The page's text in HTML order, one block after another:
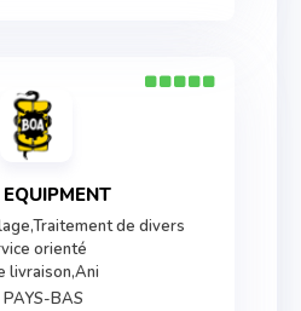
EQUIPMENT
de divers
orienté
livraison,Ani
PAYS-BAS